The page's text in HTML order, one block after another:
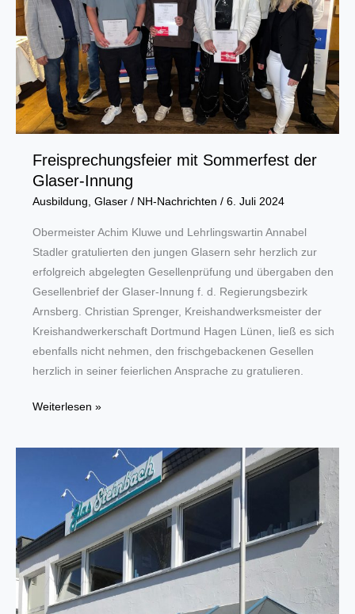
Freisprechungsfeier mit Sommerfest der
Glaser-Innung
Ausbildung, Glaser/ NH-Nachrichten / 6. Juli 2024
Obermeister Achim Kluwe und Lehrlingswartin Annabel
Stadler gratulierten den jungen Glasern sehr herzlich zur
erfolgreich abgelegten Gesellenprüfung und übergaben den
Gesellenbrief der Glaser-Innung f. d. Regierungsbezirk
Arnsberg. Christian Sprenger, Kreishandwerksmeister der
Kreishandwerkerschaft Dortmund Hagen Lünen, ließ es sich
ebenfalls nicht nehmen, den frischgebackenen Gesellen
herzlich in seiner feierlichen Ansprache zu gratulieren.
Freisprechungsfeier
Sommerfest
Weiterlesen »